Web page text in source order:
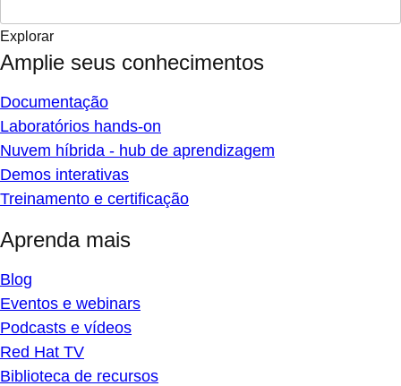
Explorar
Amplie seus conhecimentos
Documentação
Laboratórios hands-on
Nuvem híbrida - hub de aprendizagem
Demos interativas
Treinamento e certificação
Aprenda mais
Blog
Eventos e webinars
Podcasts e vídeos
Red Hat TV
Biblioteca de recursos